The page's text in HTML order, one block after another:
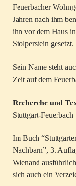
Feuerbacher
Jahren nach ihm
ihn vor dem Haus
Stolperstein gesetzt.
Sein Name steht
Zeit auf dem
Recherche und
Stuttgart-Feuerbach
Im Buch
Nachbarn”, 3.
Wienand
sich auch ein